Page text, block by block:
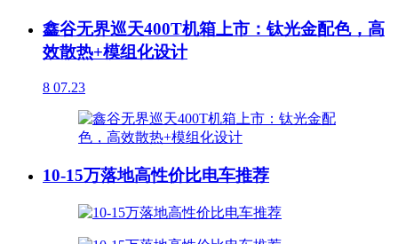
鑫谷无界巡天400T机箱上市：钛光金配色，高
效散热+模组化设计
8 07.23
10-15万落地高性价比电车推荐